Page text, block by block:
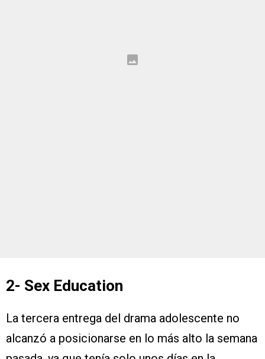
2- Sex Education
La tercera entrega del drama adolescente no
alcanzó a posicionarse en lo más alto la semana